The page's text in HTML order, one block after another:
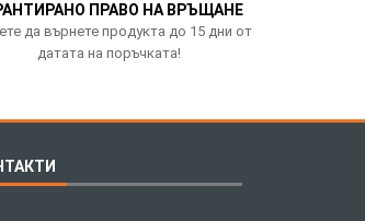
ПРАВО НА ВРЪЩАНЕ
да върнете продукта до 15 дни от
датата на поръчката!